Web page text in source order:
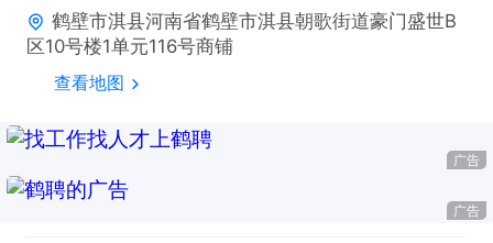
鹤壁市淇县河南省鹤壁市淇县朝歌街道豪门盛世B
区10号楼1单元116号商铺
查看地图
广告
广告